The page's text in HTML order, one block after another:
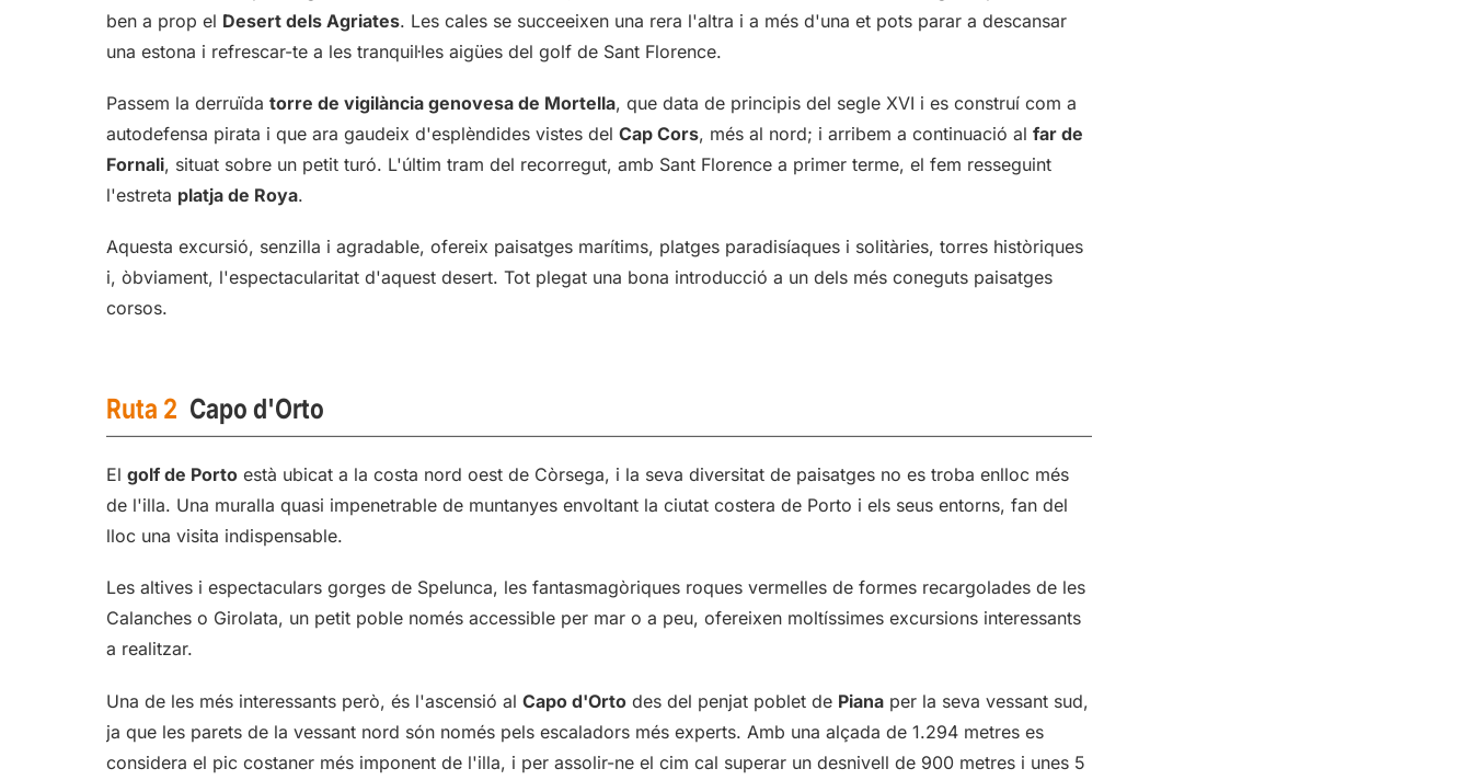
ben a prop el Desert dels Agriates. Les cales se succeeixen una rera l'altra i a més d'una et pots parar a descansar
una estona i refrescar-te a les tranquil·les aigües del golf de Sant Florence.
Passem la derruïda torre de vigilància genovesa de Mortella, que data de principis del segle XVI i es construí com a
autodefensa pirata i que ara gaudeix d'esplèndides vistes del Cap Cors, més al nord; i arribem a continuació al far de
Fornali, situat sobre un petit turó. L'últim tram del recorregut, amb Sant Florence a primer terme, el fem resseguint
l'estreta platja de Roya.
Aquesta excursió, senzilla i agradable, ofereix paisatges marítims, platges paradisíaques i solitàries, torres històriques
i, òbviament, l'espectacularitat d'aquest desert. Tot plegat una bona introducció a un dels més coneguts paisatges
corsos.
Ruta 2 Capo d'Orto
El golf de Porto està ubicat a la costa nord oest de Còrsega, i la seva diversitat de paisatges no es troba enlloc més
de l'illa. Una muralla quasi impenetrable de muntanyes envoltant la ciutat costera de Porto i els seus entorns, fan del
lloc una visita indispensable.
Les altives i espectaculars gorges de Spelunca, les fantasmagòriques roques vermelles de formes recargolades de les
Calanches o Girolata, un petit poble només accessible per mar o a peu, ofereixen moltíssimes excursions interessants
a realitzar.
Una de les més interessants però, és l'ascensió al Capo d'Orto des del penjat poblet de Piana per la seva vessant sud,
ja que les parets de la vessant nord són només pels escaladors més experts. Amb una alçada de 1.294 metres es
considera el pic costaner més imponent de l'illa, i per assolir-ne el cim cal superar un desnivell de 900 metres i unes 5